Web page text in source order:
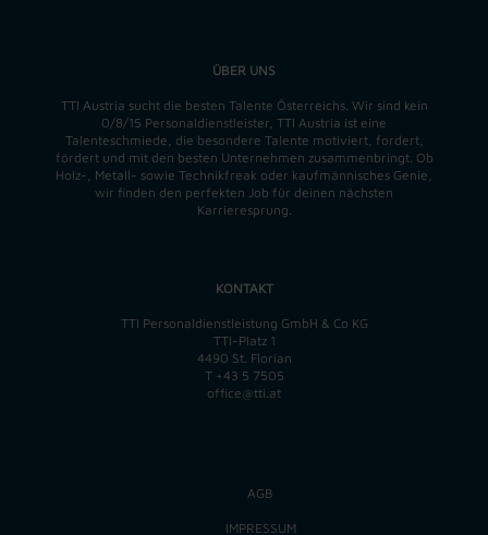
ÜBER UNS
TTI Austria sucht die besten Talente Österreichs. Wir sind kein
0/8/15 Personaldienstleister, TTI Austria ist eine
Talenteschmiede, die besondere Talente motiviert, fordert,
fördert und mit den besten Unternehmen zusammenbringt. Ob
Holz-, Metall- sowie Technikfreak oder kaufmännisches Genie,
wir finden den perfekten Job für deinen nächsten
Karrieresprung.
KONTAKT
TTI Personaldienstleistung GmbH & Co KG
TTI-Platz 1
4490 St. Florian
T +43 5 7505
office@tti.at
AGB
IMPRESSUM